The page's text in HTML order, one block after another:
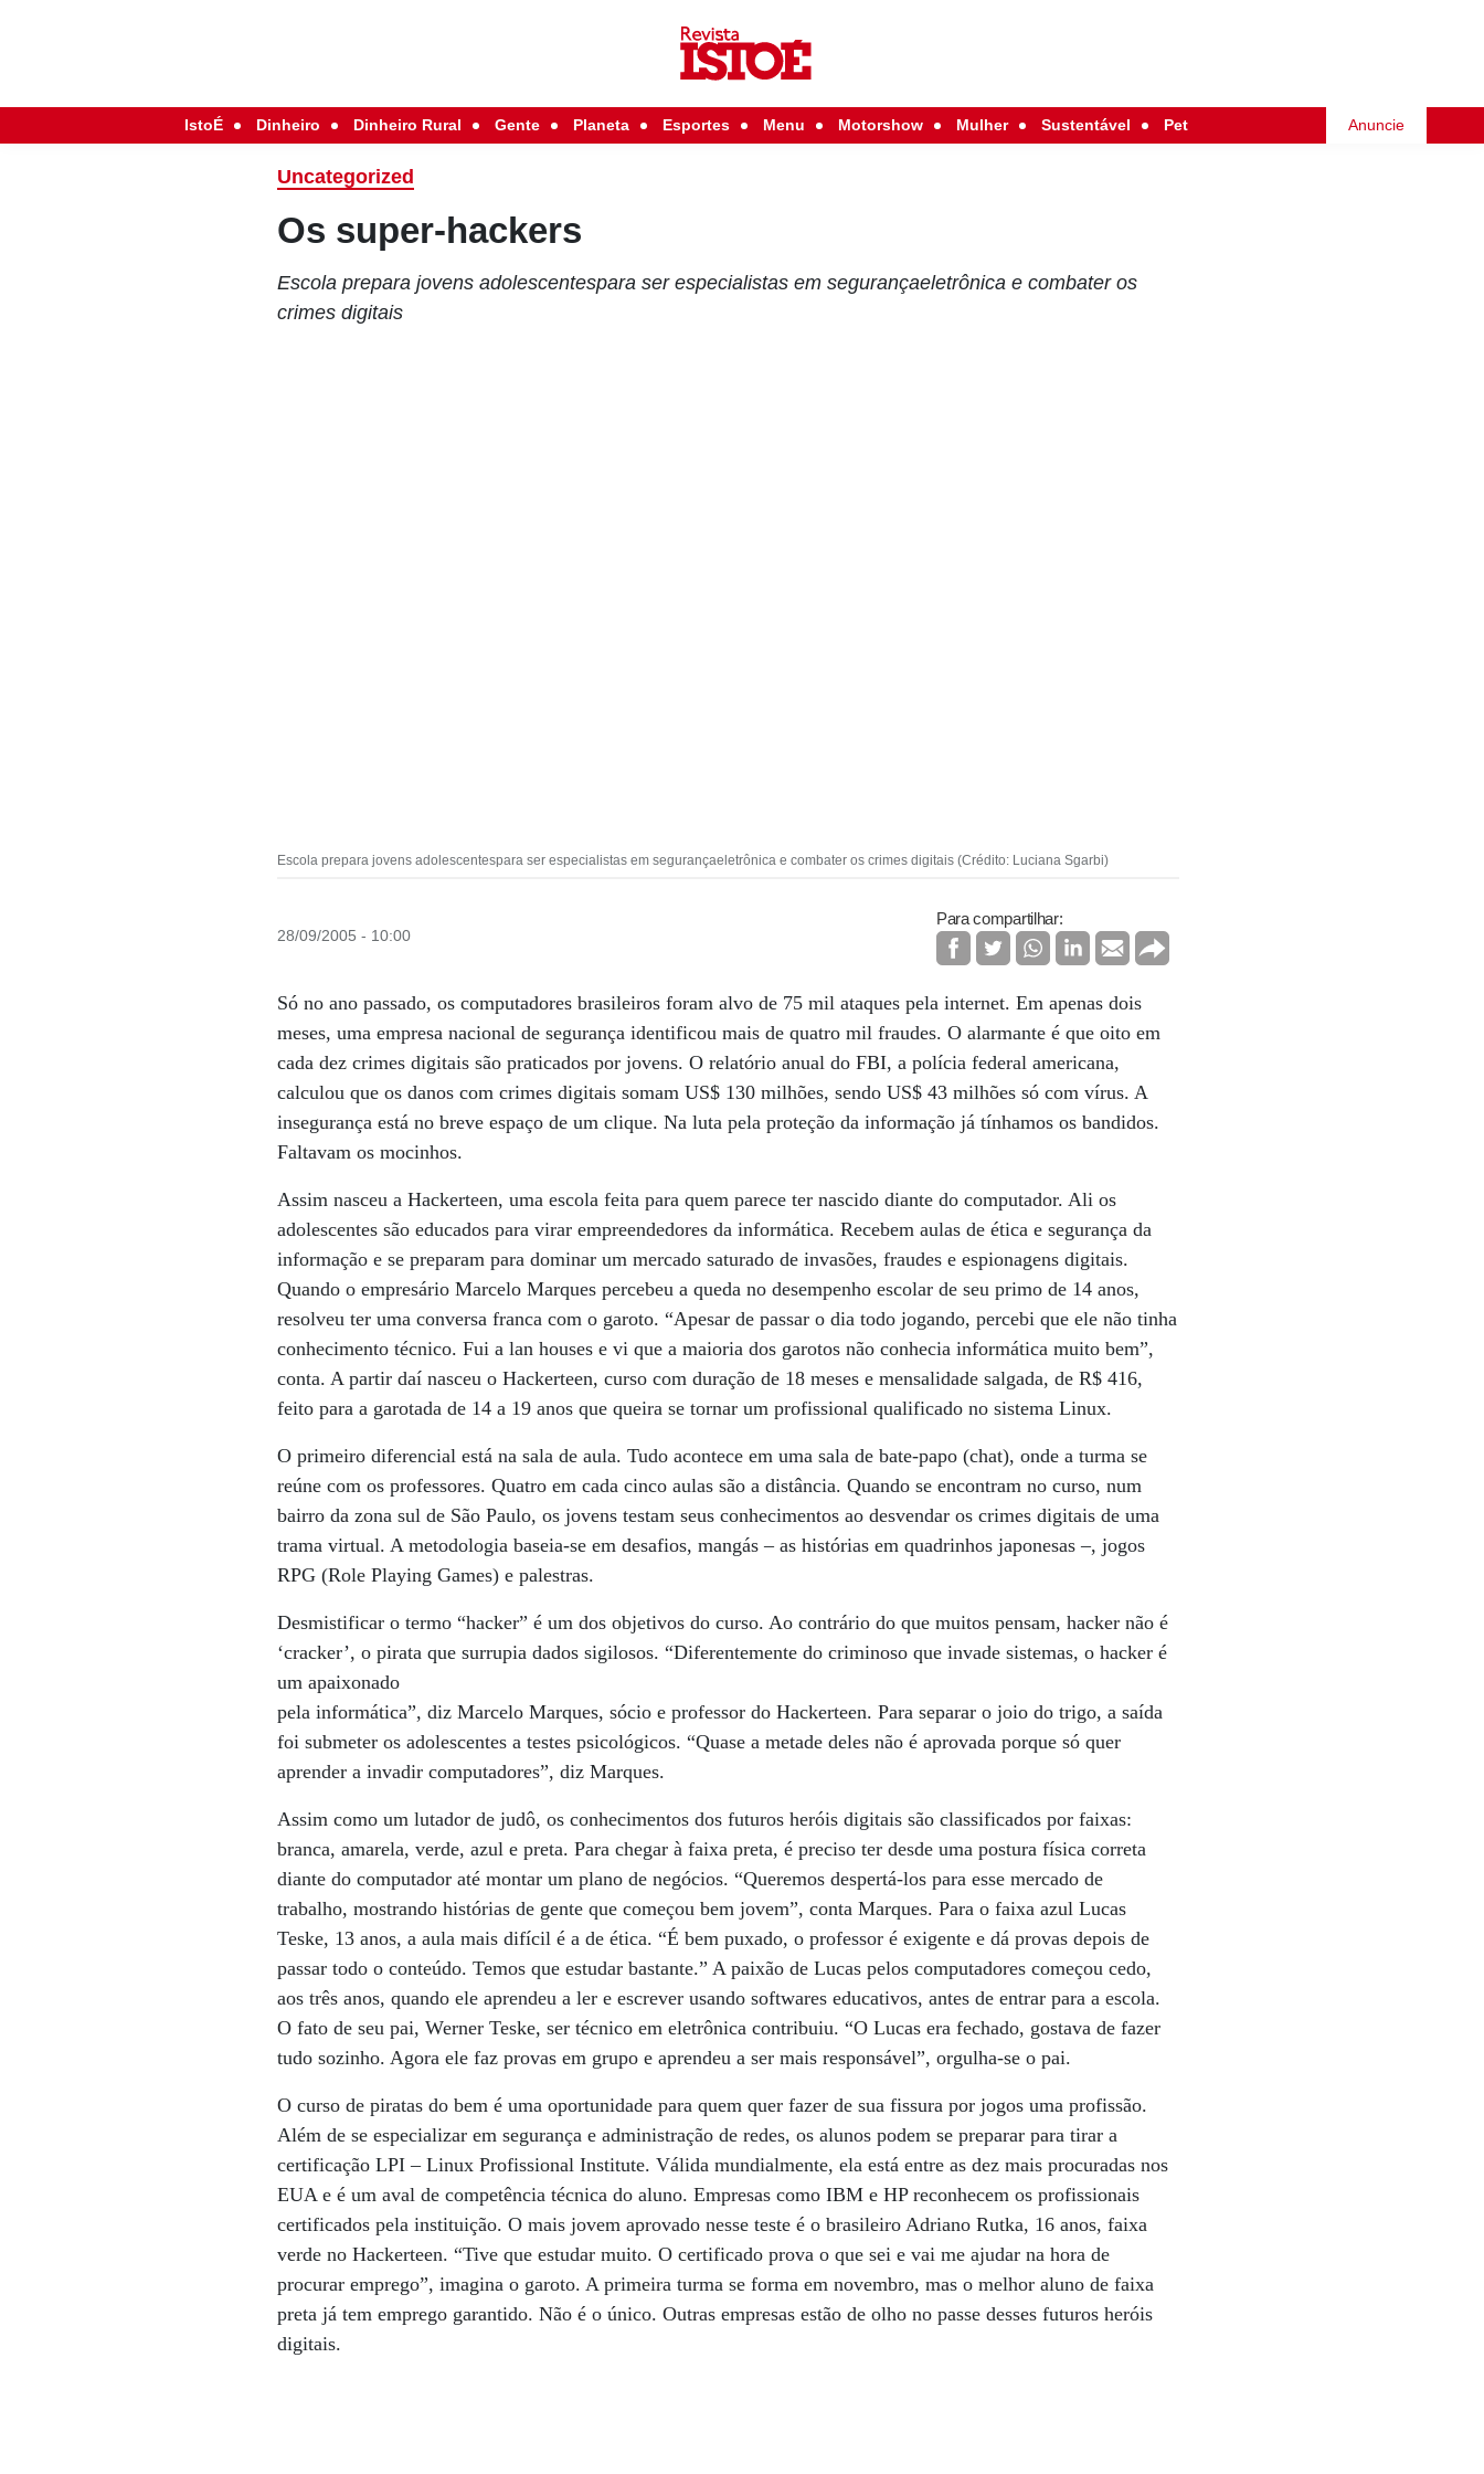
IstoÉ Dinheiro Dinheiro Rural Gente Planeta Esportes Menu Motorshow Mulher Sustentável Pet Anuncie
Uncategorized
Os super-hackers
Escola prepara jovens adolescentespara ser especialistas em segurançaeletrônica e combater os
crimes digitais
Escola prepara jovens adolescentespara ser especialistas em segurançaeletrônica e combater os crimes digitais (Crédito: Luciana Sgarbi)
28/09/2005 - 10:00
Para compartilhar:
Só no ano passado, os computadores brasileiros foram alvo de 75 mil ataques pela internet. Em apenas dois
meses, uma empresa nacional de segurança identificou mais de quatro mil fraudes. O alarmante é que oito em
cada dez crimes digitais são praticados por jovens. O relatório anual do FBI, a polícia federal americana,
calculou que os danos com crimes digitais somam US$ 130 milhões, sendo US$ 43 milhões só com vírus. A
insegurança está no breve espaço de um clique. Na luta pela proteção da informação já tínhamos os bandidos.
Faltavam os mocinhos.
Assim nasceu a Hackerteen, uma escola feita para quem parece ter nascido diante do computador. Ali os
adolescentes são educados para virar empreendedores da informática. Recebem aulas de ética e segurança da
informação e se preparam para dominar um mercado saturado de invasões, fraudes e espionagens digitais.
Quando o empresário Marcelo Marques percebeu a queda no desempenho escolar de seu primo de 14 anos,
resolveu ter uma conversa franca com o garoto. “Apesar de passar o dia todo jogando, percebi que ele não tinha
conhecimento técnico. Fui a lan houses e vi que a maioria dos garotos não conhecia informática muito bem”,
conta. A partir daí nasceu o Hackerteen, curso com duração de 18 meses e mensalidade salgada, de R$ 416,
feito para a garotada de 14 a 19 anos que queira se tornar um profissional qualificado no sistema Linux.
O primeiro diferencial está na sala de aula. Tudo acontece em uma sala de bate-papo (chat), onde a turma se
reúne com os professores. Quatro em cada cinco aulas são a distância. Quando se encontram no curso, num
bairro da zona sul de São Paulo, os jovens testam seus conhecimentos ao desvendar os crimes digitais de uma
trama virtual. A metodologia baseia-se em desafios, mangás – as histórias em quadrinhos japonesas –, jogos
RPG (Role Playing Games) e palestras.
Desmistificar o termo “hacker” é um dos objetivos do curso. Ao contrário do que muitos pensam, hacker não é
‘cracker’, o pirata que surrupia dados sigilosos. “Diferentemente do criminoso que invade sistemas, o hacker é
um apaixonado
pela informática”, diz Marcelo Marques, sócio e professor do Hackerteen. Para separar o joio do trigo, a saída
foi submeter os adolescentes a testes psicológicos. “Quase a metade deles não é aprovada porque só quer
aprender a invadir computadores”, diz Marques.
Assim como um lutador de judô, os conhecimentos dos futuros heróis digitais são classificados por faixas:
branca, amarela, verde, azul e preta. Para chegar à faixa preta, é preciso ter desde uma postura física correta
diante do computador até montar um plano de negócios. “Queremos despertá-los para esse mercado de
trabalho, mostrando histórias de gente que começou bem jovem”, conta Marques. Para o faixa azul Lucas
Teske, 13 anos, a aula mais difícil é a de ética. “É bem puxado, o professor é exigente e dá provas depois de
passar todo o conteúdo. Temos que estudar bastante.” A paixão de Lucas pelos computadores começou cedo,
aos três anos, quando ele aprendeu a ler e escrever usando softwares educativos, antes de entrar para a escola.
O fato de seu pai, Werner Teske, ser técnico em eletrônica contribuiu. “O Lucas era fechado, gostava de fazer
tudo sozinho. Agora ele faz provas em grupo e aprendeu a ser mais responsável”, orgulha-se o pai.
O curso de piratas do bem é uma oportunidade para quem quer fazer de sua fissura por jogos uma profissão.
Além de se especializar em segurança e administração de redes, os alunos podem se preparar para tirar a
certificação LPI – Linux Profissional Institute. Válida mundialmente, ela está entre as dez mais procuradas nos
EUA e é um aval de competência técnica do aluno. Empresas como IBM e HP reconhecem os profissionais
certificados pela instituição. O mais jovem aprovado nesse teste é o brasileiro Adriano Rutka, 16 anos, faixa
verde no Hackerteen. “Tive que estudar muito. O certificado prova o que sei e vai me ajudar na hora de
procurar emprego”, imagina o garoto. A primeira turma se forma em novembro, mas o melhor aluno de faixa
preta já tem emprego garantido. Não é o único. Outras empresas estão de olho no passe desses futuros heróis
digitais.